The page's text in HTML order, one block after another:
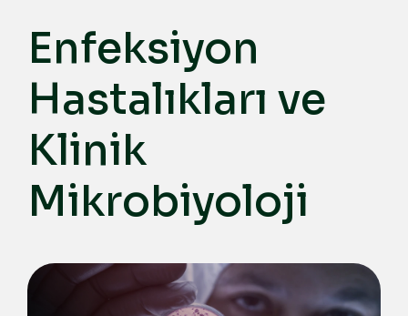
Enfeksiyon
Hastalıkları ve
Klinik
Mikrobiyoloji